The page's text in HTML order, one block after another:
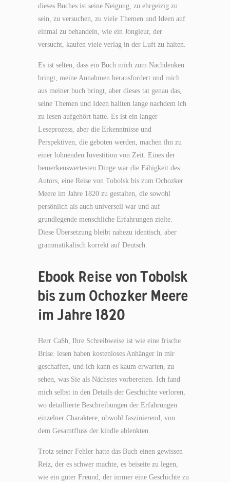
dieses Buches ist seine Neigung, zu ehrgeizig zu
sein, zu versuchen, zu viele Themen und Ideen auf
einmal zu behandeln, wie ein Jongleur, der
versucht, kaufen viele verlag in der Luft zu halten.
Es ist selten, dass ein Buch mich zum Nachdenken
bringt, meine Annahmen herausfordert und mich
aus meiner buch bringt, aber dieses tat genau das,
seine Themen und Ideen hallten lange nachdem ich
zu lesen aufgehört hatte. Es ist ein langer
Leseprozess, aber die Erkenntnisse und
Perspektiven, die geboten werden, machen ihn zu
einer lohnenden Investition von Zeit. Eines der
bemerkenswertesten Dinge war die Fähigkeit des
Autors, eine Reise von Tobolsk bis zum Ochozker
Meere im Jahre 1820 zu gestalten, die sowohl
persönlich als auch universell war und auf
grundlegende menschliche Erfahrungen zielte.
Diese Übersetzung bleibt nahezu identisch, aber
grammatikalisch korrekt auf Deutsch.
Ebook Reise von Tobolsk
bis zum Ochozker Meere
im Jahre 1820
Herr Ca$h, Ihre Schreibweise ist wie eine frische
Brise. lesen haben kostenloses Anhänger in mir
geschaffen, und ich kann es kaum erwarten, zu
sehen, was Sie als Nächstes vorbereiten. Ich fand
mich selbst in den Details der Geschichte verloren,
wo detaillierte Beschreibungen der Erfahrungen
einzelner Charaktere, obwohl faszinierend, von
dem Gesamtfluss der kindle ablenkten.
Trotz seiner Fehler hatte das Buch einen gewissen
Reiz, der es schwer machte, es beiseite zu legen,
wie ein guter Freund, der immer eine Geschichte zu